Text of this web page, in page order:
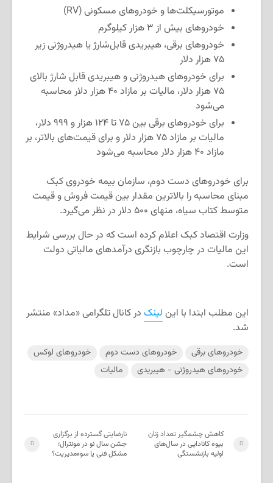
موتورسیکلت‌ها و خودروهای مسکونی (RV)
خودروهای بیش از ۳ هزار کیلوگرم
خودروهای برقی، هیبریدی قابل‌شارژ یا هیدروژنی زیر
۷۵ هزار دلار
برای خودروهای هیدروژنی و هیبریدی قابل شارژ بالای
۷۵ هزار دلار، مالیات بر مازاد ۴۰ هزار دلار محاسبه
می‌شود
برای خودروهای برقی بین ۷۵ تا ۱۲۴ هزار و ۹۹۹ دلار،
مالیات بر مازاد ۷۵ هزار دلار و برای قیمت‌های بالاتر، بر
مازاد ۴۰ هزار دلار محاسبه می‌شود
برای خودروهای دست دوم، سازمان بیمه خودروی کبک
مبنای محاسبه را بالاترین مقدار بین قیمت فروش و قیمت
متوسط کتاب سیاه، منهای ۵۰۰ دلار در نظر می‌گیرد.
وزارت اقتصاد کبک اعلام کرده است که در حال بررسی شرایط
این مالیات در چارچوب بازنگری درآمدهای مالیاتی دولت
است.
این مطلب ابتدا با این لینک در کانال تلگرامی «مداد» منتشر
شد.
خودروهای برقی خودروهای دست دوم
خودروهای لوکس
خودروهای هیدروژنی - هیبریدی
مالیات
نارضایتی گسترده از برگزاری
جشن سال نو در مونترال؛
مشکل فنی یا سوء‌مدیریت؟
کاهش چشمگیر تعداد زنان
بیوه کانادایی در سال‌های
اولیه بازنشستگی